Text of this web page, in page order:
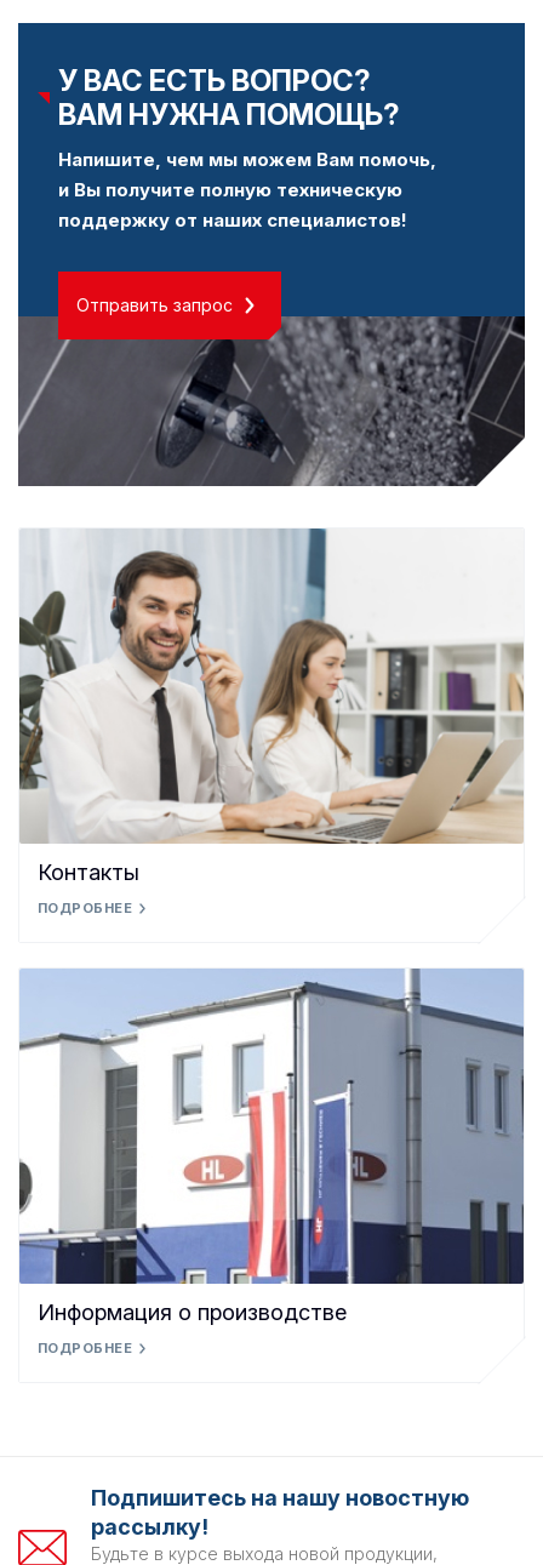
У ВАС ЕСТЬ ВОПРОС?
ВАМ НУЖНА ПОМОЩЬ?
Напишите, чем мы можем Вам помочь,
и Вы получите полную техническую
поддержку от наших специалистов!
Отправить запрос
Контакты
ПОДРОБНЕЕ
Информация о производстве
ПОДРОБНЕЕ
Подпишитесь на нашу новостную
рассылку!
Будьте в курсе выхода новой продукции,